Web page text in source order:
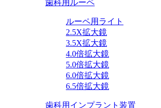
歯科用ルーペ
ルーペ用ライト
2.5X拡大鏡
3.5X拡大鏡
4.0倍拡大鏡
5.0倍拡大鏡
6.0倍拡大鏡
6.5倍拡大鏡
歯科用インプラント装置